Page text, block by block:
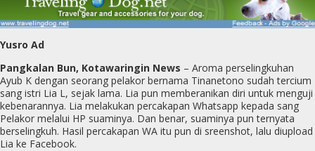
Yusro Ad
Pangkalan Bun, Kotawaringin News – Aroma perselingkuhan
Ayub K dengan seorang pelakor bernama Tinanetono sudah tercium
sang istri Lia L, sejak lama. Lia pun memberanikan diri untuk menguji
kebenarannya. Lia melakukan percakapan Whatsapp kepada sang
Pelakor melalui HP suaminya. Dan benar, suaminya pun ternyata
berselingkuh. Hasil percakapan WA itu pun di sreenshot, lalu diupload
Lia ke Facebook.